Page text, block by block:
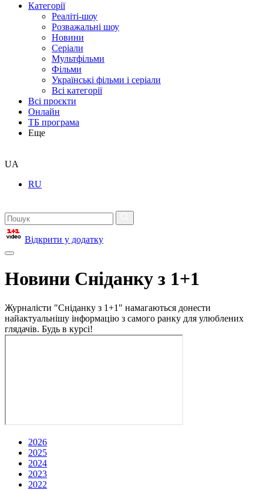
Категорії
Реаліті-шоу
Розважальні шоу
Новини
Серіали
Мультфільми
Фільми
Українські фільми і серіали
Всі категорії
Всі проєкти
Онлайн
ТБ програма
Еще
UA
RU
Відкрити у додатку
Новини Сніданку з 1+1
Журналісти "Сніданку з 1+1" намагаються донести
найактуальнішу інформацію з самого ранку для улюблених
глядачів. Будь в курсі!
2026
2025
2024
2023
2022